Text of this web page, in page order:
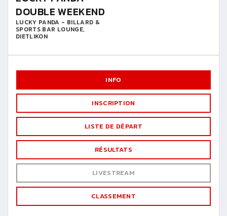
DOUBLE WEEKEND
LUCKY PANDA - BILLARD &
SPORTS BAR LOUNGE,
DIETLIKON
INFO
INSCRIPTION
LISTE DE DÉPART
RÉSULTATS
LIVESTREAM
CLASSEMENT